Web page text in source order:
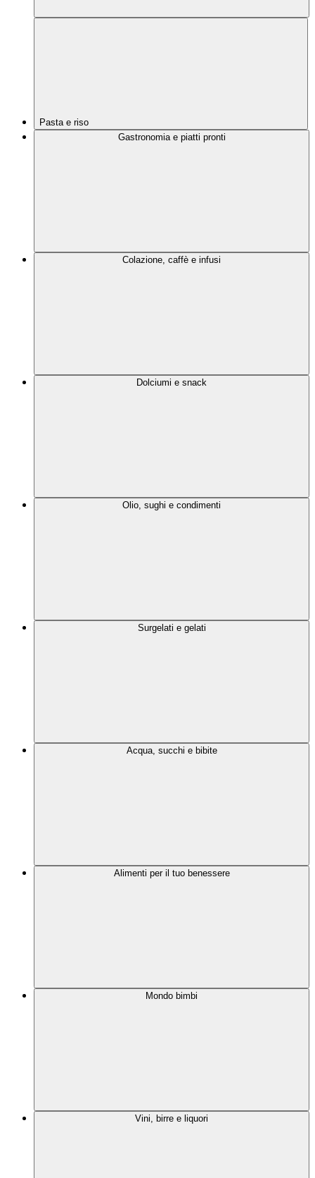
Pasta e riso
Gastronomia e piatti pronti
Colazione, caffè e infusi
Dolciumi e snack
Olio, sughi e condimenti
Surgelati e gelati
Acqua, succhi e bibite
Alimenti per il tuo benessere
Mondo bimbi
Vini, birre e liquori